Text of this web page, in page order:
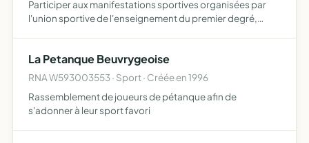
Participer aux manifestations sportives organisées par
l'union sportive de l'enseignement du premier degré,
La Petanque Beuvrygeoise
RNA W593003553 · Sport · Créée en 1996
Rassemblement de joueurs de pétanque afin de
s'adonner à leur sport favori